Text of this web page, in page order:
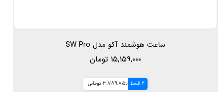
ساعت هوشمند آکو مدل SW Pro
۱۵,۱۵۹,۰۰۰ تومان
4 قسط 3,789,750 تومانی